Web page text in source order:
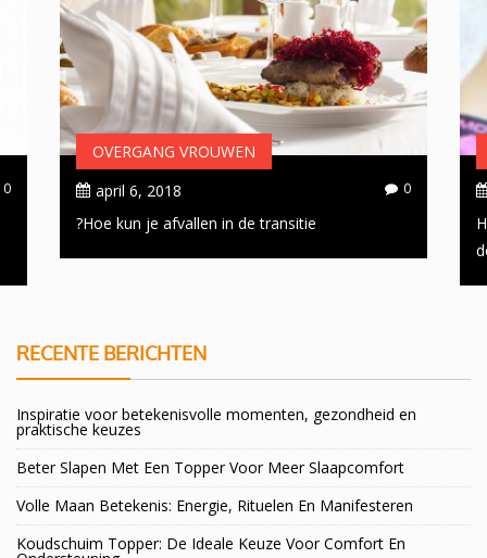
OVERGANG VROUWEN
april 6, 2018
0
Hoe kun je afvallen in de transitie?
0
RECENTE BERICHTEN
Inspiratie voor betekenisvolle momenten, gezondheid en
praktische keuzes
Beter Slapen Met Een Topper Voor Meer Slaapcomfort
Volle Maan Betekenis: Energie, Rituelen En Manifesteren
Koudschuim Topper: De Ideale Keuze Voor Comfort En